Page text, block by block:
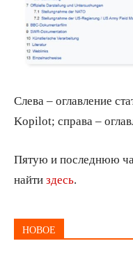
Слева – оглавление
Kopilot; справа –
Пятую и последнюю
найти здесь
НОВОЕ